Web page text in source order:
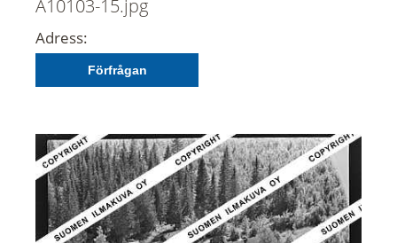
Ä10103-15.jpg
Adress:
Förfrågan